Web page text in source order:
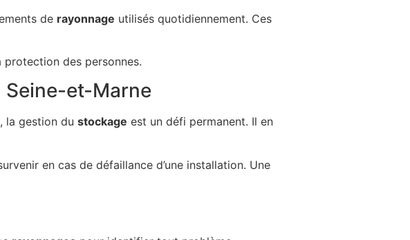
de rayonnage utilisés quotidiennement. Ces
des personnes.
Seine-et-Marne
la gestion du stockage est un défi permanent. Il en
en cas de défaillance d’une installation. Une